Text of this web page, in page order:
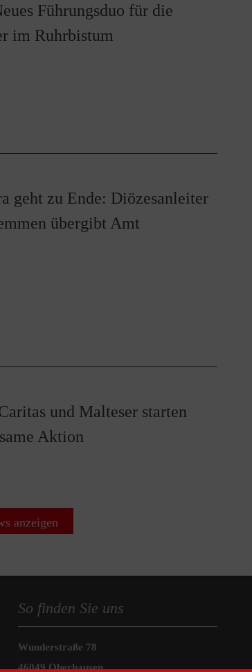
Führungsduo für die
im Ruhrbistum
geht zu Ende: Diözesanleiter
übergibt Amt
und Malteser starten
Aktion
anzeigen
So finden Sie uns
Wunderstraße 78
46049 Oberhausen